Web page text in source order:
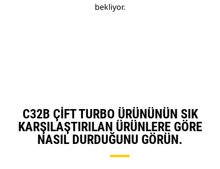
bekliyor.
C32B ÇIFT TURBO ÜRÜNÜNÜN SIK
KARŞILAŞTIRILAN ÜRÜNLERE GÖRE
NASIL DURDUĞUNU GÖRÜN.